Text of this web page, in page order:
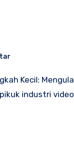
industri video